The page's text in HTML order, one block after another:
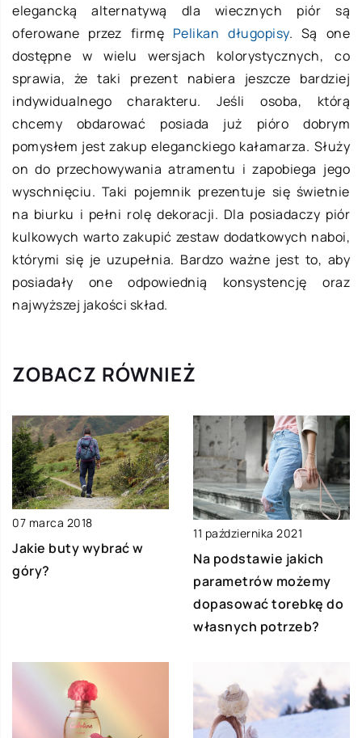
elegancką alternatywą dla wiecznych piór są
oferowane przez firmę Pelikan długopisy. Są one
dostępne w wielu wersjach kolorystycznych, co
sprawia, że taki prezent nabiera jeszcze bardziej
indywidualnego charakteru. Jeśli osoba, którą
chcemy obdarować posiada już pióro dobrym
pomysłem jest zakup eleganckiego kałamarza. Służy
on do przechowywania atramentu i zapobiega jego
wyschnięciu. Taki pojemnik prezentuje się świetnie
na biurku i pełni rolę dekoracji. Dla posiadaczy piór
kulkowych warto zakupić zestaw dodatkowych naboi,
którymi się je uzupełnia. Bardzo ważne jest to, aby
posiadały one odpowiednią konsystencję oraz
najwyższej jakości skład.
ZOBACZ RÓWNIEŻ
07 marca 2018
Jakie buty wybrać w
góry?
11 października 2021
Na podstawie jakich
parametrów możemy
dopasować torebkę do
własnych potrzeb?